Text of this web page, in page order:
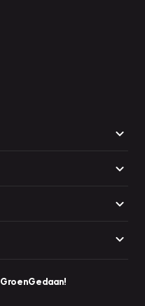
GroenGedaan!